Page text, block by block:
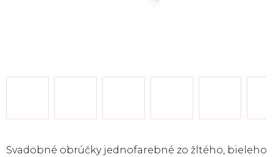
Svadobné obrúčky jednofarebné zo žltého, bieleho